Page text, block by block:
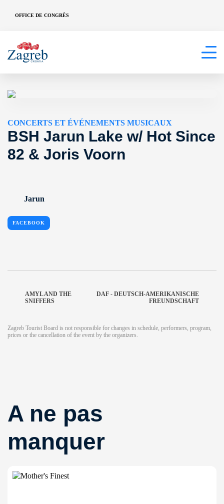
OFFICE DE CONGRÈS
CONCERTS ET ÉVÉNEMENTS MUSICAUX
BSH Jarun Lake w/ Hot Since
82 & Joris Voorn
Jarun
FACEBOOK
AMYL AND THE
SNIFFERS
DAF - DEUTSCH-AMERIKANISCHE
FREUNDSCHAFT
Zagreb Tourist Board is not responsible for changes in schedule, performers, program,
prices or the cancellation of the event by the organizers.
A ne pas
manquer